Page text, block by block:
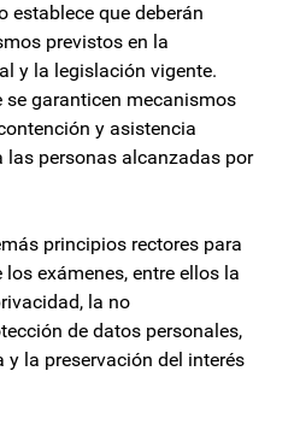
establece que deberán
previstos en la
y la legislación vigente.
se garanticen mecanismos
y asistencia
personas alcanzadas por
principios rectores para
exámenes, entre ellos la
la no
de datos personales,
y la preservación del interés